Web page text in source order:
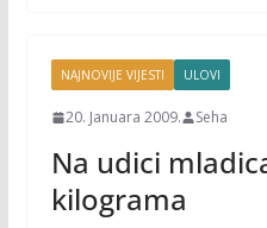
k
NAJNOVIJE VIJESTI ULOVI
20. Januara 2009. Seha
Na udici
kilograma